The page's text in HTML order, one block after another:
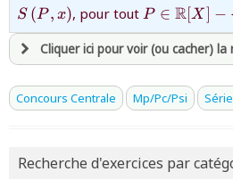
revenir àla page d'accueil
ou tester la page d'extraits libres
S (P , x), pour tout {P\in
\mathbb{R}
[X] -\{0\}}
P ∈ R[X] −
Cliquer ici pour voir (ou cacher) la
avoirune souscription active sur
revenir àla page d'accueil
Concours Centrale Mp/Pc/Psi
Recherche d'exercices par